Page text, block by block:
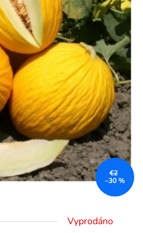
Vyprodáno
€2
–30 %